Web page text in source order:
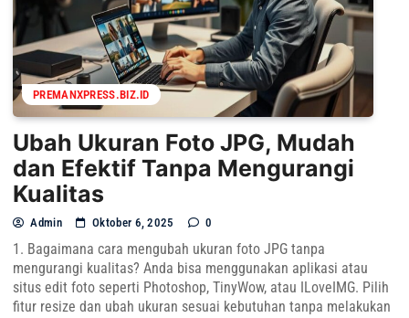
PREMANXPRESS.BIZ.ID
Ubah Ukuran Foto JPG, Mudah
dan Efektif Tanpa Mengurangi
Kualitas
Admin Oktober 6, 2025 0
1. Bagaimana cara mengubah ukuran foto JPG tanpa
mengurangi kualitas? Anda bisa menggunakan aplikasi atau
situs edit foto seperti Photoshop, TinyWow, atau ILoveIMG. Pilih
fitur resize dan ubah ukuran sesuai kebutuhan tanpa melakukan